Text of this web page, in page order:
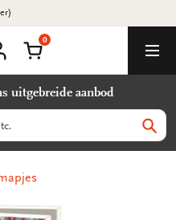
Winkelmand
0
uitgebreide aanbod